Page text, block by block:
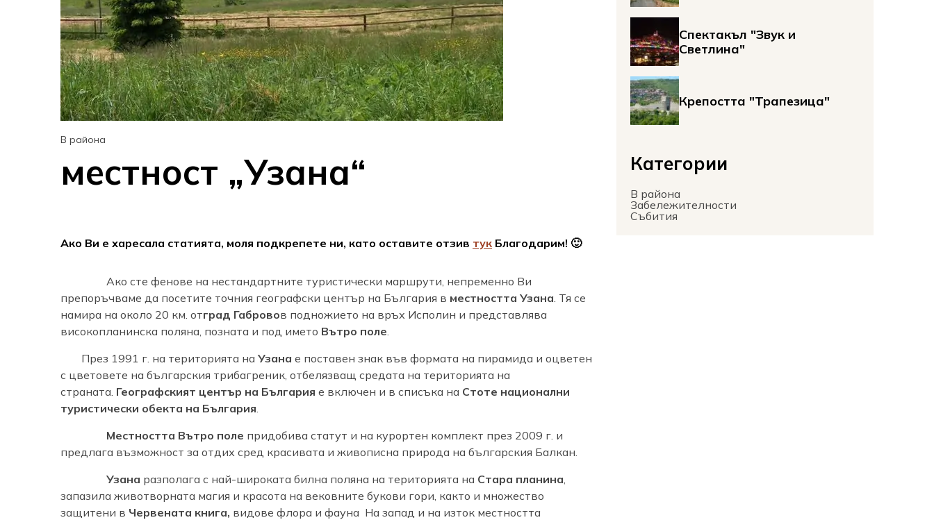
В района
местност „Узана“
Ако Ви е харесала статията, моля подкрепете ни, като оставите отзив тук Благодарим! 🙂
Ако сте фенове на нестандартните туристически маршрути, непременно Ви
препоръчваме да посетите точния географски център на България в местността Узана. Тя се
намира на около 20 км. отград Габровов подножието на връх Исполин и представлява
високопланинска поляна, позната и под името Вътро поле.
През 1991 г. на територията на Узана е поставен знак във формата на пирамида и оцветен
с цветовете на българския трибагреник, отбелязващ средата на територията на
страната. Географският център на България е включен и в списъка на Стоте национални
туристически обекта на България.
Местността Вътро поле придобива статут и на курортен комплект през 2009 г. и
предлага възможност за отдих сред красивата и живописна природа на българския Балкан.
Узана разполага с най-широката билна поляна на територията на Стара планина,
запазила животворната магия и красота на вековните букови гори, както и множество
защитени в Червената книга, видове флора и фауна На запад и на изток местността
Спектакъл "Звук и
Светлина"
Крепостта "Трапезица"
Категории
В района
Забележителности
Събития